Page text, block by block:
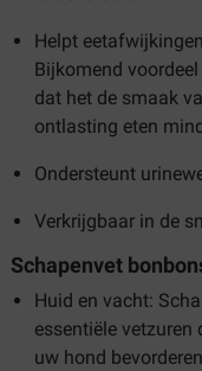
Helpt
Bijkomend
dat het de smaak
ontlasting eten
Ondersteunt
Verkrijgbaar in de
Schapenvet
Huid en vacht:
essentiële vetzuren
uw hond